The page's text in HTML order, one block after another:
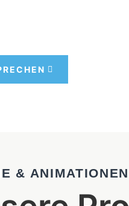
& ANIMATIONEN